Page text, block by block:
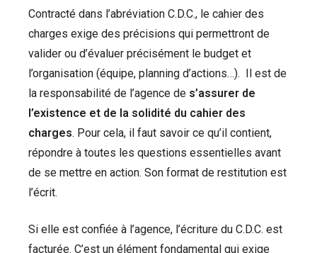
Contracté dans l’abréviation C.D.C., le cahier des
charges exige des précisions qui permettront de
valider ou d’évaluer précisément le budget et
l’organisation (équipe, planning d’actions…). Il est de
la responsabilité de l’agence de s’assurer de
l’existence et de la solidité du cahier des
charges. Pour cela, il faut savoir ce qu’il contient,
répondre à toutes les questions essentielles avant
de se mettre en action. Son format de restitution est
l’écrit.
Si elle est confiée à l’agence, l’écriture du C.D.C. est
facturée. C’est un élément fondamental qui exige